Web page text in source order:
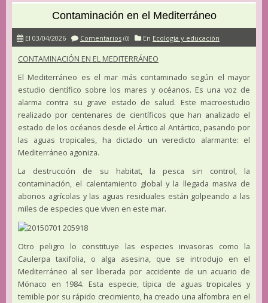
Contaminación en el Mediterráneo
El 03/04/2026 Comentarios (0) En Ecología y educación
CONTAMINACIÓN EN EL MEDITERRÁNEO
El Mediterráneo es el mar más contaminado según el mayor
estudio científico sobre los mares y océanos. Es una voz de
alarma contra su grave estado de salud. Este macroestudio
realizado por centenares de científicos que han analizado el
estado de los océanos desde el Ártico al Antártico, pasando por
las aguas tropicales, ha dictado un veredicto alarmante: el
Mediterráneo agoniza.
La destrucción de su habitat, la pesca sin control, la
contaminación, el calentamiento global y la llegada masiva de
abonos agrícolas y las aguas residuales están golpeando a las
miles de especies que viven en este mar.
Otro peligro lo constituye las especies invasoras como la
Caulerpa taxifolia, o alga asesina, que se introdujo en el
Mediterráneo al ser liberada por accidente de un acuario de
Mónaco en 1984. Esta especie, típica de aguas tropicales y
temible por su rápido crecimiento, ha creado una alfombra en el